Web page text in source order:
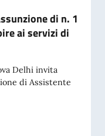
di n. 1
ai servizi di
Delhi invita
di Assistente